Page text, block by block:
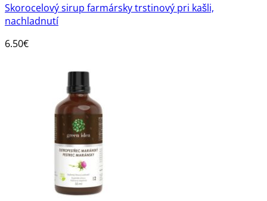
Skorocelový sirup farmársky trstinový pri kašli,
nachladnutí
6.50€